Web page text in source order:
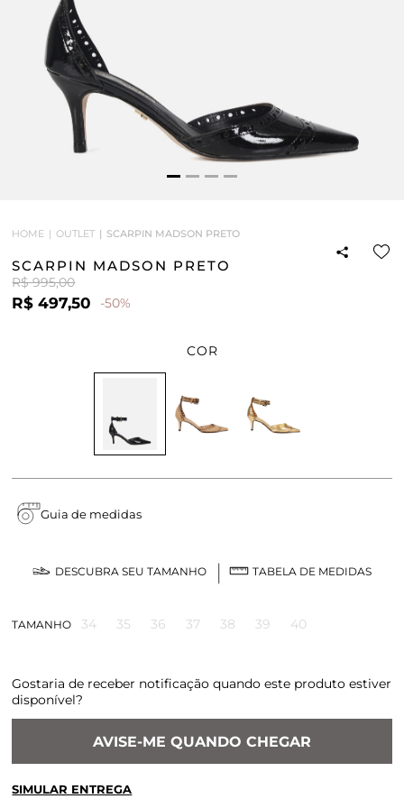
HOME OUTLET SCARPIN MADSON PRETO
SCARPIN MADSON PRETO
R$ 995,00
R$ 497,50 -50%
COR
Guia de medidas
DESCUBRA SEU TAMANHO TABELA DE MEDIDAS
TAMANHO 34 35 36 37 38 39 40
Gostaria de receber notificação quando este produto estiver
disponível?
AVISE-ME QUANDO CHEGAR
SIMULAR ENTREGA